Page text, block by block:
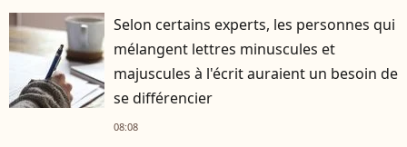
Selon certains experts, les personnes qui
mélangent lettres minuscules et
majuscules à l'écrit auraient un besoin de
se différencier
08:08